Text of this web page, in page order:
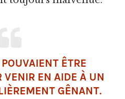
ÊTRE
VENIR EN AIDE À UN
GÊNANT.